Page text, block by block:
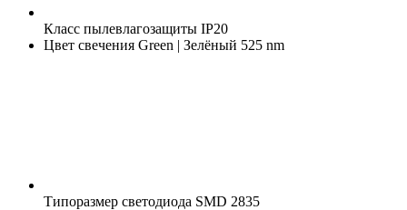
Класс пылевлагозащиты IP20
Цвет свечения Green | Зелёный 525 nm
Типоразмер светодиода SMD 2835